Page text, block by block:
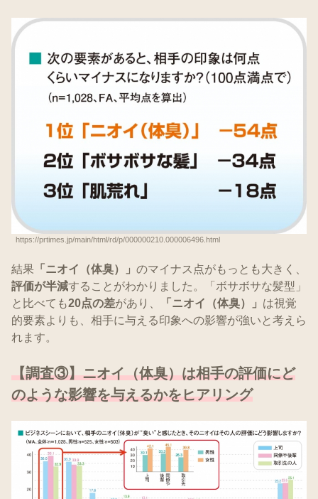
https://prtimes.jp/main/html/rd/p/000000210.000006496.html
結果 「ニオイ（体臭）」 のマイナス点がもっとも大きく、
評価が半減することがわかりました。「ボサボサな髪型」
と比べても20点の差があり、 「ニオイ（体臭）」 は視覚
的要素よりも、相手に与える印象への影響が強いと考えら
れます。
【調査③】ニオイ（体臭）は相手の評価にど
のような影響を与えるかをヒアリング